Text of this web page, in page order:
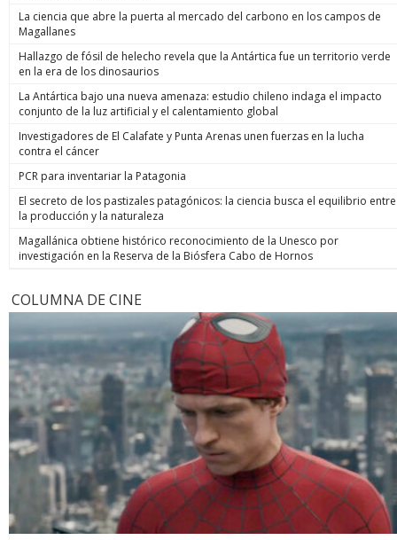
La ciencia que abre la puerta al mercado del carbono en los campos de
Magallanes
Hallazgo de fósil de helecho revela que la Antártica fue un territorio verde
en la era de los dinosaurios
La Antártica bajo una nueva amenaza: estudio chileno indaga el impacto
conjunto de la luz artificial y el calentamiento global
Investigadores de El Calafate y Punta Arenas unen fuerzas en la lucha
contra el cáncer
PCR para inventariar la Patagonia
El secreto de los pastizales patagónicos: la ciencia busca el equilibrio entre
la producción y la naturaleza
Magallánica obtiene histórico reconocimiento de la Unesco por
investigación en la Reserva de la Biósfera Cabo de Hornos
COLUMNA DE CINE